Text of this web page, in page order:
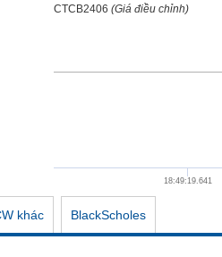
CTCB2406 (Giá điều chỉnh)
18:49:19.641
khác BlackScholes